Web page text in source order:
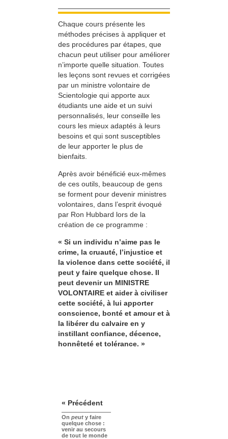
Chaque cours présente les
méthodes précises à appliquer et
des procédures par étapes, que
chacun peut utiliser pour améliorer
n’importe quelle situation. Toutes
les leçons sont revues et corrigées
par un ministre volontaire de
Scientologie qui apporte aux
étudiants une aide et un suivi
personnalisés, leur conseille les
cours les mieux adaptés à leurs
besoins et qui sont susceptibles
de leur apporter le plus de
bienfaits.
Après avoir bénéficié eux-mêmes
de ces outils, beaucoup de gens
se forment pour devenir ministres
volontaires, dans l’esprit évoqué
par Ron Hubbard lors de la
création de ce programme :
« Si un individu n’aime pas le
crime, la cruauté, l’injustice et
la violence dans cette société, il
peut y faire quelque chose. Il
peut devenir un MINISTRE
VOLONTAIRE et aider à civiliser
cette société, à lui apporter
conscience, bonté et amour et à
la libérer du calvaire en y
instillant confiance, décence,
honnêteté et tolérance. »
« Précédent
On peut y faire
quelque chose :
venir au secours
de tout le monde